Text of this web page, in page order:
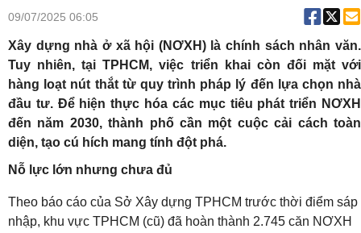
09/07/2025 06:05
Xây dựng nhà ở xã hội (NƠXH) là chính sách nhân văn.
Tuy nhiên, tại TPHCM, việc triển khai còn đối mặt với
hàng loạt nút thắt từ quy trình pháp lý đến lựa chọn nhà
đầu tư. Để hiện thực hóa các mục tiêu phát triển NƠXH
đến năm 2030, thành phố cần một cuộc cải cách toàn
diện, tạo cú hích mang tính đột phá.
Nỗ lực lớn nhưng chưa đủ
Theo báo cáo của Sở Xây dựng TPHCM trước thời điểm sáp
nhập, khu vực TPHCM (cũ) đã hoàn thành 2.745 căn NƠXH